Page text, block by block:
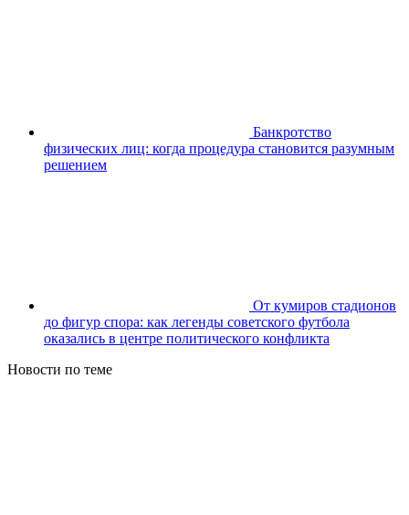
Банкротство
физических лиц: когда процедура становится разумным
решением
От кумиров стадионов
до фигур спора: как легенды советского футбола
оказались в центре политического конфликта
Новости по теме